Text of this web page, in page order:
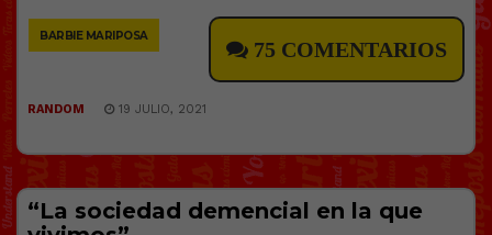
BARBIE MARIPOSA
75 COMENTARIOS
RANDOM 19 JULIO, 2021
“La sociedad demencial en la que